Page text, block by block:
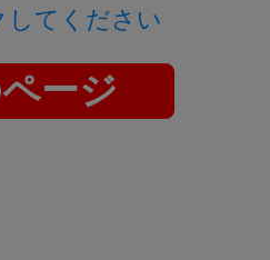
してください
ージ